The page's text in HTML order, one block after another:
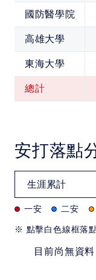
國防醫學院
高雄大學
東海大學
總計
安打落點
一安 二安
※ 點擊白色線框落
目前尚無資